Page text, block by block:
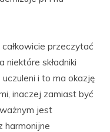
przeczytać
niektóre składniki
i to ma okazję
inaczej zamiast być
jest
harmonijne